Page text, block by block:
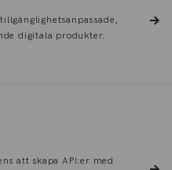
digitala produkter.
att skapa API:er med